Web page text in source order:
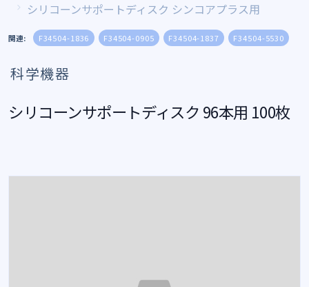
シリコーンサポートディスク シンコアプラス用
関連: F34504-1836 F34504-0905 F34504-1837 F34504-5530
科学機器
シリコーンサポートディスク 96本用 100枚